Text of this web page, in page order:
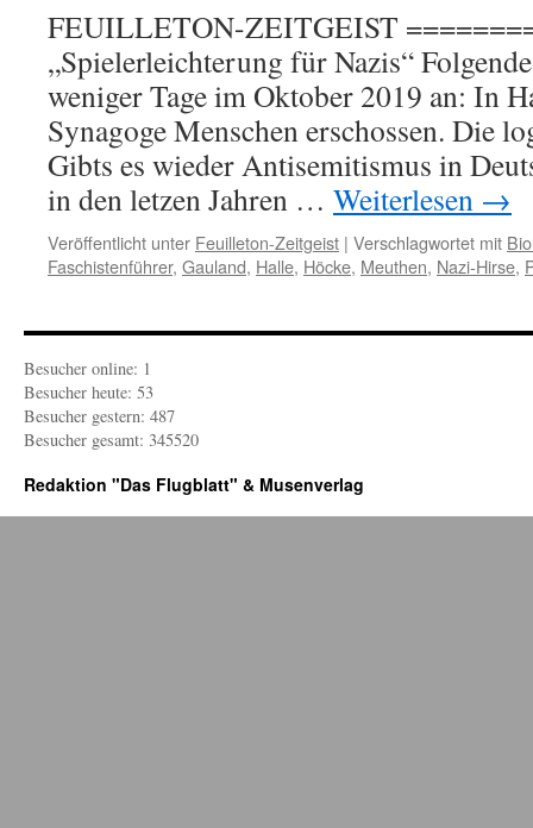
FEUILLETON-ZEITGEIST
„Spielerleichterung für Nazis“
weniger Tage im Oktober 2019 an: In
Synagoge Menschen erschossen. Die
Gibts es wieder Antisemitismus in
in den letzen Jahren … Weiterlesen →
Veröffentlicht unter Feuilleton-Zeitgeist | Verschlagwortet mit
Faschistenführer, Gauland, Halle, Höcke, Meuthen, Nazi-Hirse,
Besucher online: 1
Besucher heute: 53
Besucher gestern: 487
Besucher gesamt: 345520
Redaktion "Das Flugblatt" & Musenverlag